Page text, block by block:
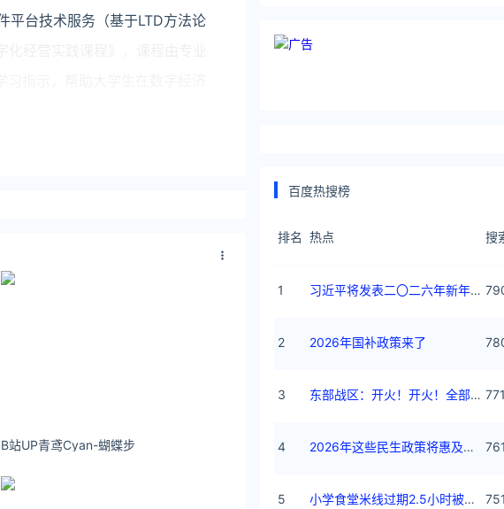
平台技术服务（基于LTD方法论
B站UP青鸢Cyan-蝴蝶步
百度热搜榜
排名 热点 搜
1 习近平将发表二〇二六年新年贺词
2 2026年国补政策来了
3 东部战区：开火！开火！全部命中！
4 2026年这些民生政策将惠及百姓
5 小学食堂米线过期2.5小时被罚5万